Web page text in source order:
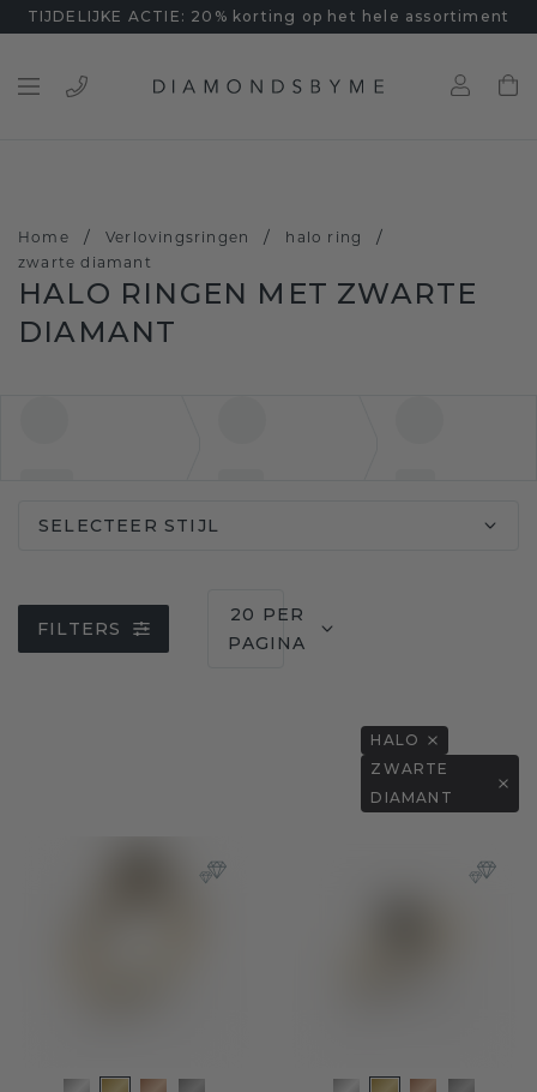
TIJDELIJKE ACTIE: 20% korting op het hele assortiment
Home / Verlovingsringen / halo ring /
zwarte diamant
HALO RINGEN MET ZWARTE
DIAMANT
SELECTEER STIJL
FILTERS
20 PER
PAGINA
HALO
ZWARTE
DIAMANT